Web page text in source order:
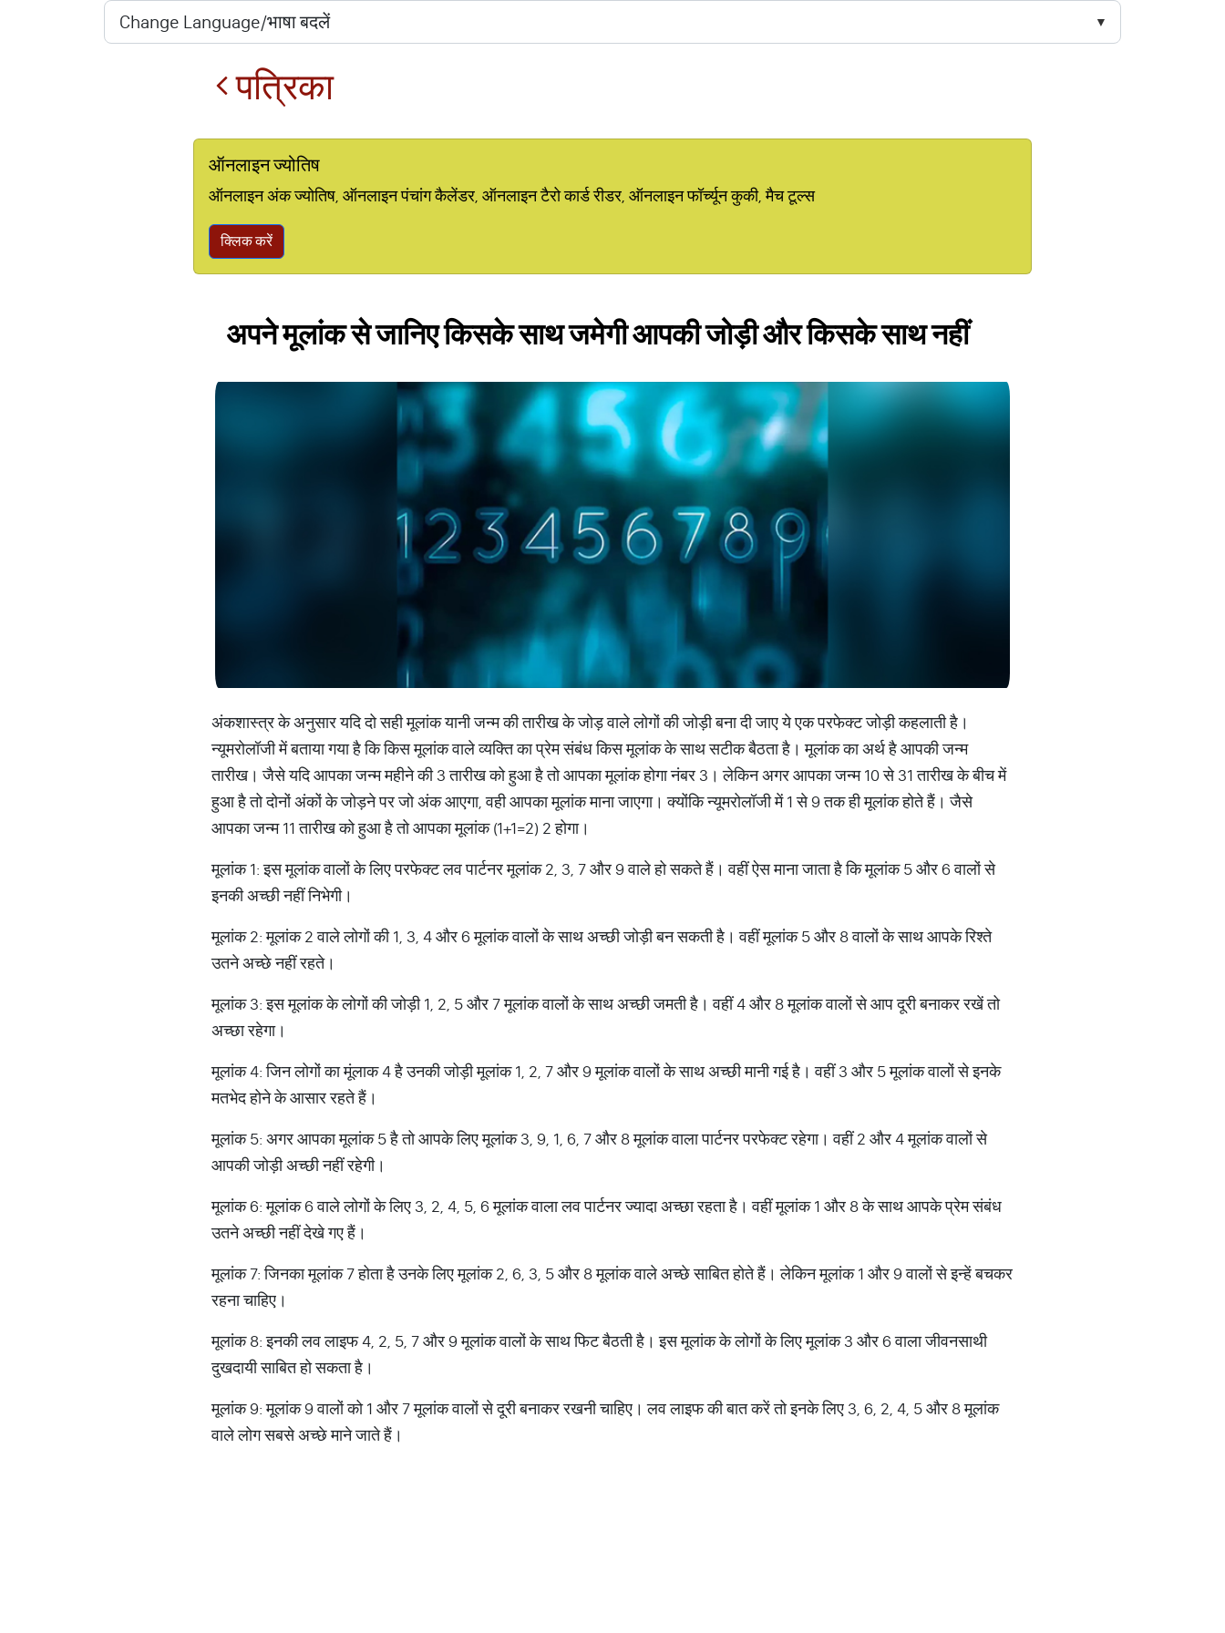
पत्रिका
ऑनलाइन ज्योतिष
ऑनलाइन अंक ज्योतिष, ऑनलाइन पंचांग कैलेंडर, ऑनलाइन टैरो कार्ड रीडर, ऑनलाइन फॉर्च्यून कुकी, मैच टूल्स
क्लिक करें
अपने मूलांक से जानिए किसके साथ जमेगी आपकी जोड़ी और किसके साथ नहीं
अंकशास्त्र के अनुसार यदि दो सही मूलांक यानी जन्म की तारीख के जोड़ वाले लोगों की जोड़ी बना दी जाए ये एक परफेक्ट जोड़ी कहलाती है।
न्यूमरोलॉजी में बताया गया है कि किस मूलांक वाले व्यक्ति का प्रेम संबंध किस मूलांक के साथ सटीक बैठता है। मूलांक का अर्थ है आपकी जन्म
तारीख। जैसे यदि आपका जन्म महीने की 3 तारीख को हुआ है तो आपका मूलांक होगा नंबर 3। लेकिन अगर आपका जन्म 10 से 31 तारीख के बीच में
हुआ है तो दोनों अंकों के जोड़ने पर जो अंक आएगा, वही आपका मूलांक माना जाएगा। क्योंकि न्यूमरोलॉजी में 1 से 9 तक ही मूलांक होते हैं। जैसे
आपका जन्म 11 तारीख को हुआ है तो आपका मूलांक (1+1=2) 2 होगा।
मूलांक 1: इस मूलांक वालों के लिए परफेक्ट लव पार्टनर मूलांक 2, 3, 7 और 9 वाले हो सकते हैं। वहीं ऐस माना जाता है कि मूलांक 5 और 6 वालों से
इनकी अच्छी नहीं निभेगी।
मूलांक 2: मूलांक 2 वाले लोगों की 1, 3, 4 और 6 मूलांक वालों के साथ अच्छी जोड़ी बन सकती है। वहीं मूलांक 5 और 8 वालों के साथ आपके रिश्ते
उतने अच्छे नहीं रहते।
मूलांक 3: इस मूलांक के लोगों की जोड़ी 1, 2, 5 और 7 मूलांक वालों के साथ अच्छी जमती है। वहीं 4 और 8 मूलांक वालों से आप दूरी बनाकर रखें तो
अच्छा रहेगा।
मूलांक 4: जिन लोगों का मूंलाक 4 है उनकी जोड़ी मूलांक 1, 2, 7 और 9 मूलांक वालों के साथ अच्छी मानी गई है। वहीं 3 और 5 मूलांक वालों से इनके
मतभेद होने के आसार रहते हैं।
मूलांक 5: अगर आपका मूलांक 5 है तो आपके लिए मूलांक 3, 9, 1, 6, 7 और 8 मूलांक वाला पार्टनर परफेक्ट रहेगा। वहीं 2 और 4 मूलांक वालों से
आपकी जोड़ी अच्छी नहीं रहेगी।
मूलांक 6: मूलांक 6 वाले लोगों के लिए 3, 2, 4, 5, 6 मूलांक वाला लव पार्टनर ज्यादा अच्छा रहता है। वहीं मूलांक 1 और 8 के साथ आपके प्रेम संबंध
उतने अच्छी नहीं देखे गए हैं।
मूलांक 7: जिनका मूलांक 7 होता है उनके लिए मूलांक 2, 6, 3, 5 और 8 मूलांक वाले अच्छे साबित होते हैं। लेकिन मूलांक 1 और 9 वालों से इन्हें बचकर
रहना चाहिए।
मूलांक 8: इनकी लव लाइफ 4, 2, 5, 7 और 9 मूलांक वालों के साथ फिट बैठती है। इस मूलांक के लोगों के लिए मूलांक 3 और 6 वाला जीवनसाथी
दुखदायी साबित हो सकता है।
मूलांक 9: मूलांक 9 वालों को 1 और 7 मूलांक वालों से दूरी बनाकर रखनी चाहिए। लव लाइफ की बात करें तो इनके लिए 3, 6, 2, 4, 5 और 8 मूलांक
वाले लोग सबसे अच्छे माने जाते हैं।